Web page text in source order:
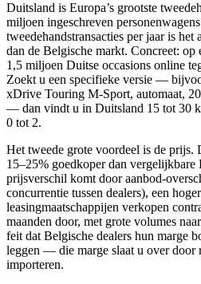
Duitsland is Europa’s grootste
miljoen ingeschreven
tweedehandstransacties per jaar is
dan de Belgische markt. Concreet: op
1,5 miljoen Duitse occasions online
Zoekt u een specifieke versie —
xDrive Touring M-Sport, automaat,
— dan vindt u in Duitsland 15 tot 30
0 tot 2.
Het tweede grote voordeel is de prijs.
15–25% goedkoper dan vergelijkbare
prijsverschil komt door aanbod-
concurrentie tussen dealers), een
leasingmaatschappijen verkopen
maanden door, met grote volumes
feit dat Belgische dealers hun marge
leggen — die marge slaat u over door
importeren.